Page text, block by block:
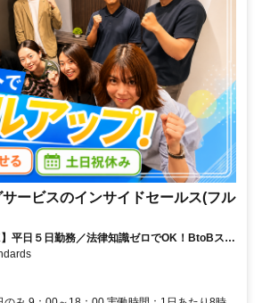
ービスのインサイドセールス(フル
】平日５日勤務／法律知識ゼロでOK！BtoBスキ